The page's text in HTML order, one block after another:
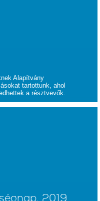
Alapítvány
tartottunk, ahol
a résztvevők.